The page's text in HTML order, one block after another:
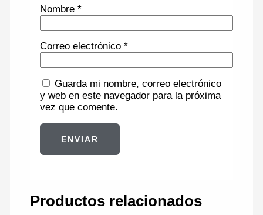
Nombre*
Correo electrónico*
Guarda mi nombre, correo electrónico
y web en este navegador para la próxima
vez que comente.
Productos relacionados